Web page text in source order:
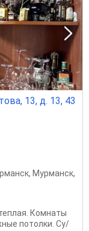
13, д. 13, 43
, Мурманск,
Комнаты
потолки. Су/